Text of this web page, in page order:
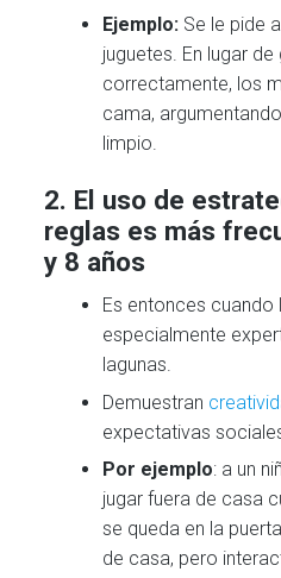
Ejemplo: Se le pide
juguetes. En lugar
correctamente, los
cama,
limpio.
2. El uso de
reglas es más
y 8 años
Es entonces cuando
especialmente
lagunas.
Demuestran
expectativas
Por ejemplo: a un
jugar fuera de casa
se queda en la
de casa, pero